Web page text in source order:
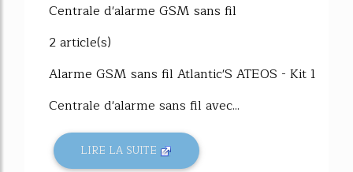
Centrale d'alarme GSM sans fil
2 article(s)
Alarme GSM sans fil Atlantic'S ATEOS - Kit 1
Centrale d'alarme sans fil avec...
LIRE LA SUITE